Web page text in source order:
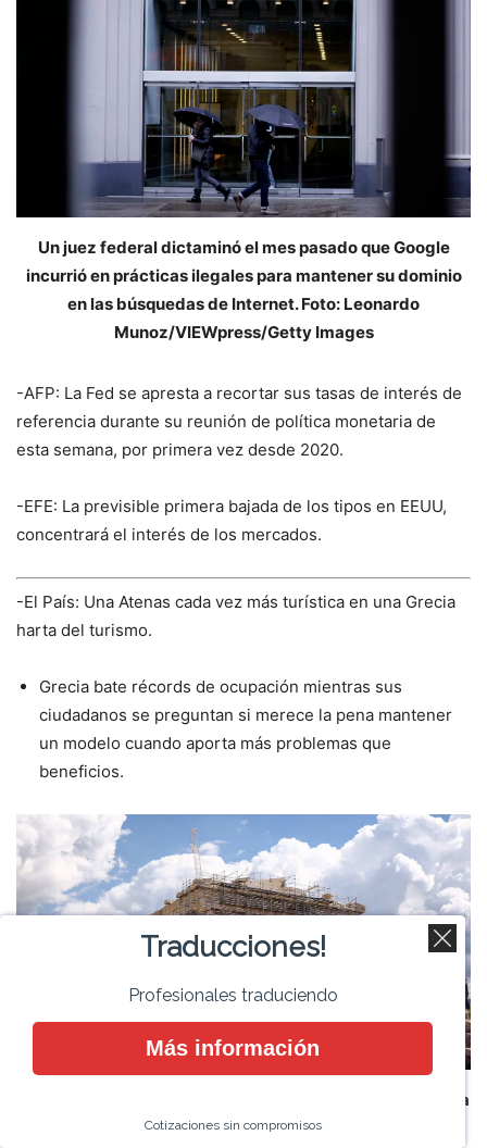
Un juez federal dictaminó el mes pasado que Google
incurrió en prácticas ilegales para mantener su dominio
en las búsquedas de Internet. Foto: Leonardo
Munoz/VIEWpress/Getty Images
-AFP: La Fed se apresta a recortar sus tasas de interés de
referencia durante su reunión de política monetaria de
esta semana, por primera vez desde 2020.
-EFE: La previsible primera bajada de los tipos en EEUU,
concentrará el interés de los mercados.
-El País: Una Atenas cada vez más turística en una Grecia
harta del turismo.
Grecia bate récords de ocupación mientras sus
ciudadanos se preguntan si merece la pena mantener
un modelo cuando aporta más problemas que
beneficios.
Grupos de turistas recorren el Partenón en Atenas, en una
imagen de marzo de 2024. Foto: BEATA ZAWRZEL
Traducciones!
Profesionales traduciendo
Más información
Cotizaciones sin compromisos